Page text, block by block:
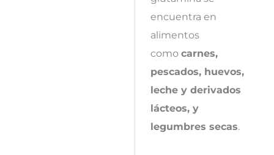
encuentra en
alimentos
como carnes,
pescados, huevos,
leche y derivados
lácteos, y
legumbres secas.